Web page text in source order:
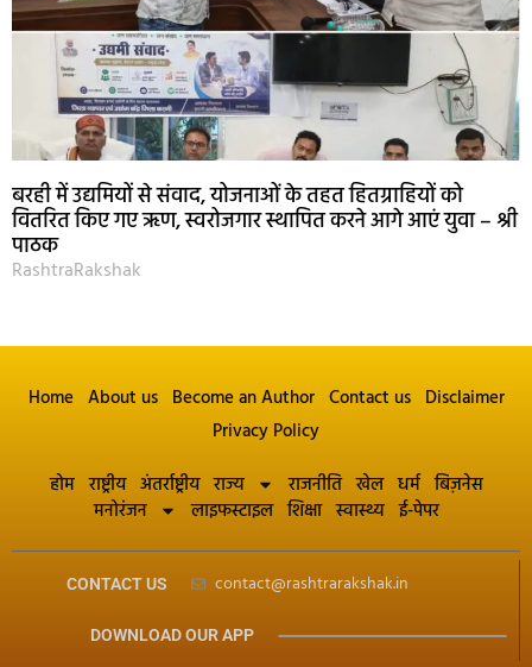
बरही में उद्यमियों से संवाद, योजनाओं के तहत हितग्राहियों को
वितरित किए गए ऋण, स्वरोजगार स्थापित करने आगे आएं युवा – श्री
पाठक
RashtraRakshak
Home About us Become an Author Contact us Disclaimer
Privacy Policy
होम राष्ट्रीय अंतर्राष्ट्रीय राज्य राजनीति खेल धर्म बिज़नेस
मनोरंजन
लाइफस्टाइल शिक्षा स्वास्थ्य ई-पेपर
CONTACT US contact@rashtrarakshak.in
DOWNLOAD OUR APP